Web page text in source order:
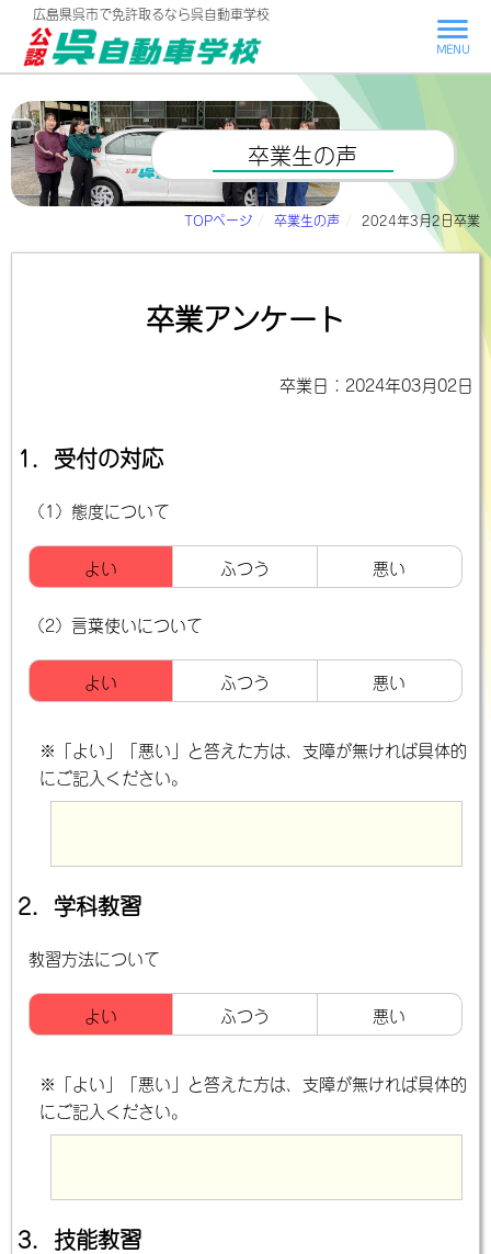
広島県呉市で免許取るなら呉自動車学校
卒業生の声
TOPページ 卒業生の声 2024年3月2日卒業
卒業アンケート
卒業日：2024年03月02日
1．受付の対応
（1）態度について
よい ふつう 悪い
（2）言葉使いについて
よい ふつう 悪い
※「よい」「悪い」と答えた方は、支障が無ければ具体的
にご記入ください。
2．学科教習
教習方法について
よい ふつう 悪い
※「よい」「悪い」と答えた方は、支障が無ければ具体的
にご記入ください。
3．技能教習
MENU